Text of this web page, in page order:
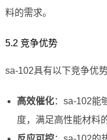
料的需求。
5.2 竞争优势
sa-102具有以下竞争优势
高效催化：sa-102能
度，满足高性能材料